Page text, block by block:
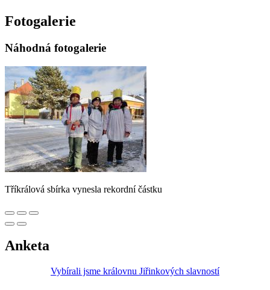
Fotogalerie
Náhodná fotogalerie
Tříkrálová sbírka vynesla rekordní částku
Anketa
Vybírali jsme královnu Jiřinkových slavností